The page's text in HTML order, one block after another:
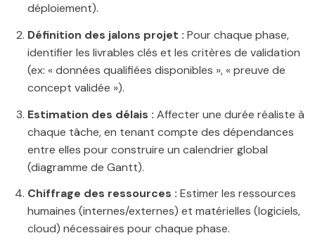
déploiement).
Définition des jalons projet : Pour chaque phase,
identifier les livrables clés et les critères de validation
(ex: « données qualifiées disponibles », « preuve de
concept validée »).
Estimation des délais : Affecter une durée réaliste à
chaque tâche, en tenant compte des dépendances
entre elles pour construire un calendrier global
(diagramme de Gantt).
Chiffrage des ressources : Estimer les ressources
humaines (internes/externes) et matérielles (logiciels,
cloud) nécessaires pour chaque phase.